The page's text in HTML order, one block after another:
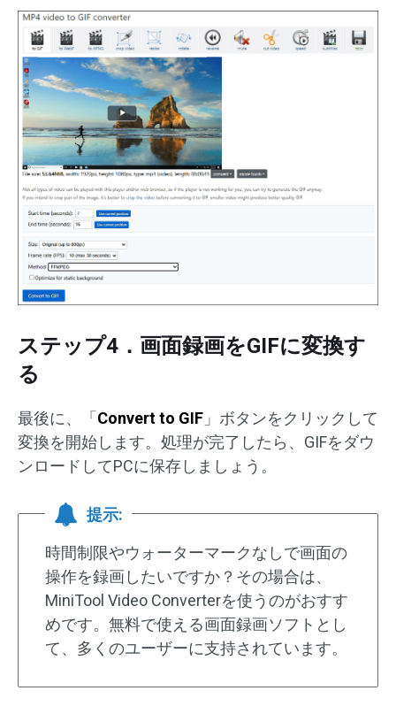
ステップ4．画面録画をGIFに変換す
る
最後に、「Convert to GIF 」ボタンをクリックして
変換を開始します。処理が完了したら、GIFをダウ
ンロードしてPCに保存しましょう。
提示:
時間制限やウォーターマークなしで画面の
操作を録画したいですか？その場合は、
MiniTool Video Converterを使うのがおすす
めです。無料で使える画面録画ソフトとし
て、多くのユーザーに支持されています。